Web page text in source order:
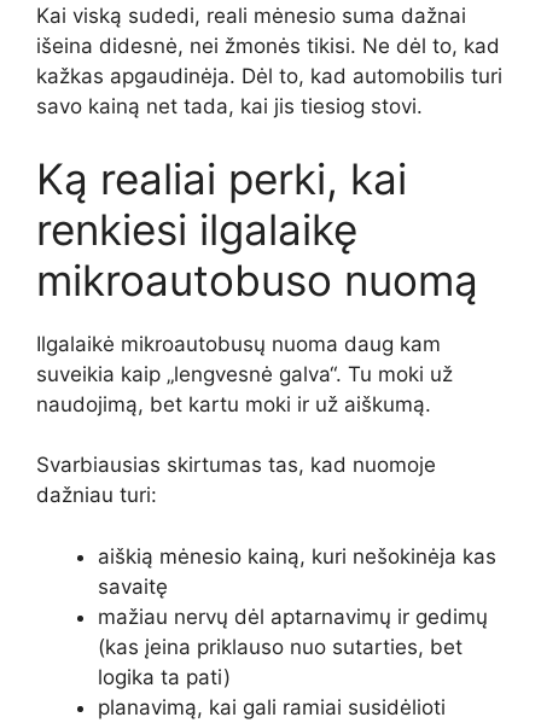
Kai viską sudedi, reali mėnesio suma dažnai
išeina didesnė, nei žmonės tikisi. Ne dėl to, kad
kažkas apgaudinėja. Dėl to, kad automobilis turi
savo kainą net tada, kai jis tiesiog stovi.
Ką realiai perki, kai
renkiesi ilgalaikę
mikroautobuso nuomą
Ilgalaikė mikroautobusų nuoma daug kam
suveikia kaip „lengvesnė galva“. Tu moki už
naudojimą, bet kartu moki ir už aiškumą.
Svarbiausias skirtumas tas, kad nuomoje
dažniau turi:
aiškią mėnesio kainą, kuri nešokinėja kas
savaitę
mažiau nervų dėl aptarnavimų ir gedimų
(kas įeina priklauso nuo sutarties, bet
logika ta pati)
planavimą, kai gali ramiai susidėlioti